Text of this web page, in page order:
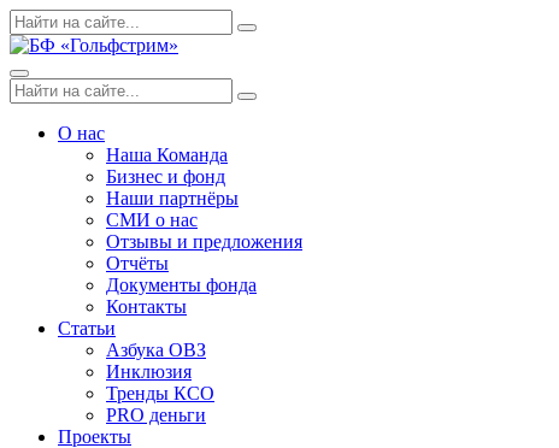
Skip
to
Поиск
по:
Search
Menu
Поиск
по:
Search
О нас
Наша Команда
Бизнес и фонд
Наши партнёры
СМИ о нас
Отзывы и предложения
Отчёты
Документы фонда
Контакты
Статьи
Азбука ОВЗ
Инклюзия
Тренды КСО
PRO деньги
Проекты